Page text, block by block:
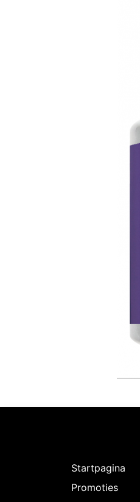
Startpagina
Promoties